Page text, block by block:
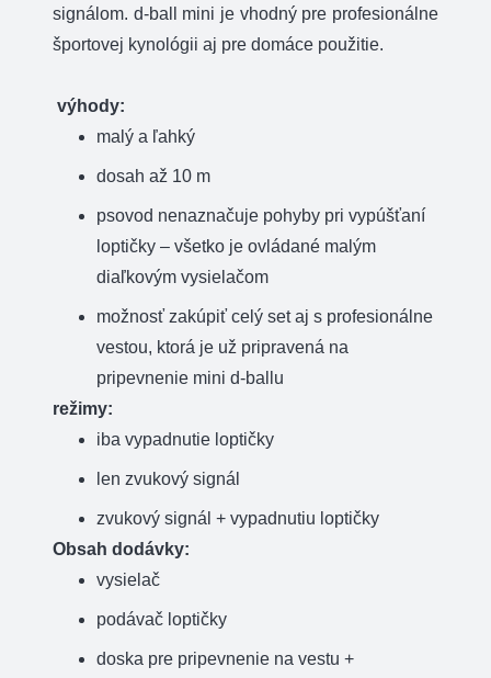
signálom. d-ball mini je vhodný pre profesionálne
športovej kynológii aj pre domáce použitie.
výhody:
malý a ľahký
dosah až 10 m
psovod nenaznačuje pohyby pri vypúšťaní
loptičky – všetko je ovládané malým
diaľkovým vysielačom
možnosť zakúpiť celý set aj s profesionálne
vestou, ktorá je už pripravená na
pripevnenie mini d-ballu
režimy:
iba vypadnutie loptičky
len zvukový signál
zvukový signál + vypadnutiu loptičky
Obsah dodávky:
vysielač
podávač loptičky
doska pre pripevnenie na vestu +